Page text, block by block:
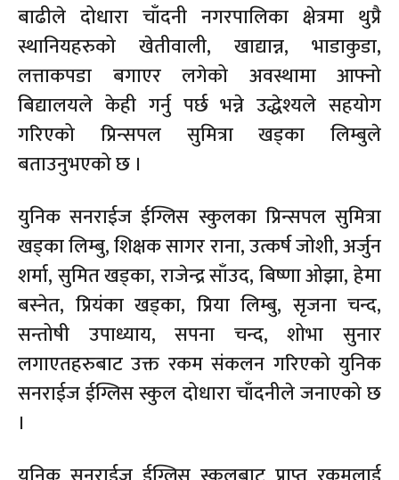
बाढीले दोधारा चाँदनी नगरपालिका क्षेत्रमा थुप्रै
स्थानियहरुको खेतीवाली, खाद्यान्न, भाडाकुडा,
लत्ताकपडा बगाएर लगेको अवस्थामा आफ्नो
बिद्यालयले केही गर्नु पर्छ भन्ने उद्धेश्यले सहयोग
गरिएको प्रिन्सपल सुमित्रा खड्का लिम्बुले
बताउनुभएको छ ।
युनिक सनराईज ईग्लिस स्कुलका प्रिन्सपल सुमित्रा
खड्का लिम्बु, शिक्षक सागर राना, उत्कर्ष जोशी, अर्जुन
शर्मा, सुमित खड्का, राजेन्द्र साँउद, बिष्णा ओझा, हेमा
बस्नेत, प्रियंका खड्का, प्रिया लिम्बु, सृजना चन्द,
सन्तोषी उपाध्याय, सपना चन्द, शोभा सुनार
लगाएतहरुबाट उक्त रकम संकलन गरिएको युनिक
सनराईज ईग्लिस स्कुल दोधारा चाँदनीले जनाएको छ
।